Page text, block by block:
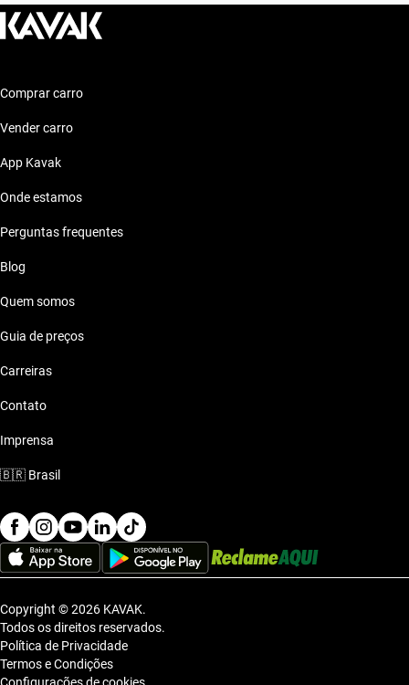
Comprar carro
Vender carro
App Kavak
Onde estamos
Perguntas frequentes
Blog
Quem somos
Guia de preços
Carreiras
Contato
Imprensa
🇧🇷 Brasil
Copyright © 2026 KAVAK.
Todos os direitos reservados.
Política de Privacidade
Termos e Condições